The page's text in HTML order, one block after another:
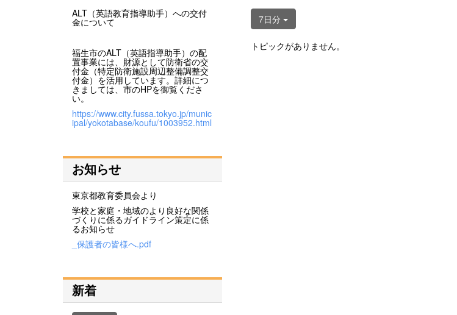
7日分
トピックがありません。
ALT（英語教育指導助手）への交付
金について
福生市のALT（英語指導助手）の配
置事業には、財源として防衛省の交
付金（特定防衛施設周辺整備調整交
付金）を活用しています。詳細につ
きましては、市のHPを御覧くださ
い。
https://www.city.fussa.tokyo.jp/munic
ipal/yokotabase/koufu/1003952.html
お知らせ
東京都教育委員会より
学校と家庭・地域のより良好な関係
づくりに係るガイドライン策定に係
るお知らせ
_保護者の皆様へ.pdf
新着